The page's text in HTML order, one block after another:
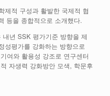
제적 구성과 활발한 국제적 협
등을 종합적으로 소개했다.
년 SSK 평가기준 방향을 제
성평가를 강화하는 방향으로
여와 활용성 강조로 연구센터
자생력 강화방안 모색, 학문후